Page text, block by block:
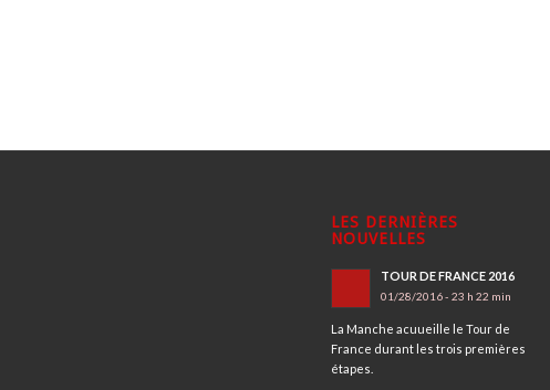
LES DERNIÈRES
NOUVELLES
TOUR DE FRANCE 2016
01/28/2016 - 23 h 22 min
La Manche acuueille le Tour de
France durant les trois premières
étapes.